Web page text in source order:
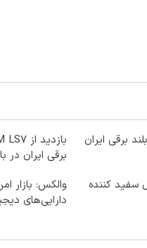
برقی ایران در
سفید کننده
والکس: بازار
دارایی‌های